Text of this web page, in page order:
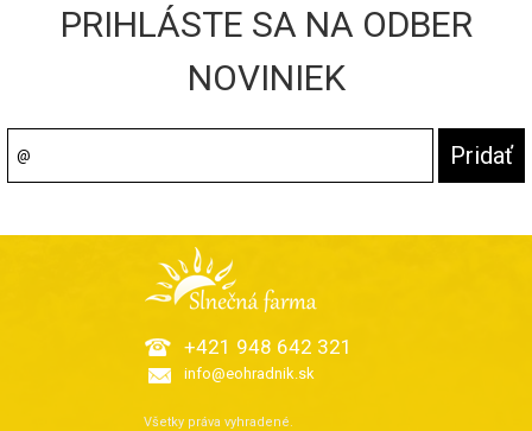
PRIHLÁSTE SA NA ODBER
NOVINIEK
+421 948 642 321
info@eohradnik.sk
Všetky práva vyhradené.